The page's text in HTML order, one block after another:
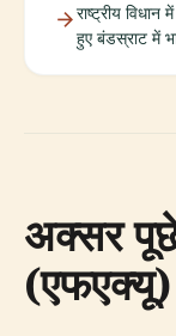
राष्ट्रीय
हुए बंडस्राट में
अक्सर
(एफएक्यू)